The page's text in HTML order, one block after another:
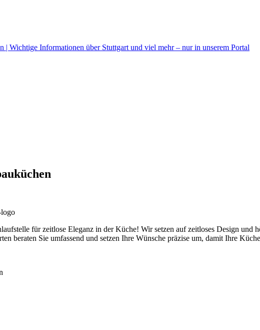
für zeitlose Eleganz in der Küche! Wir setzen auf zeitloses Design und
beraten Sie umfassend und setzen Ihre Wünsche präzise um, damit Ihre